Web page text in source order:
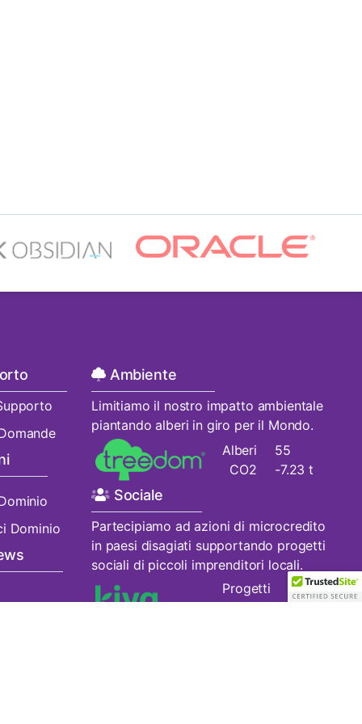
Dominio
Ambiente
Limitiamo il nostro impatto ambientale
piantando alberi in giro per il Mondo.
Alberi
CO2
55
-7.23 t
Sociale
Partecipiamo ad azioni di microcredito
in paesi disagiati supportando progetti
sociali di piccoli imprenditori locali.
Progetti
Finanziati
15